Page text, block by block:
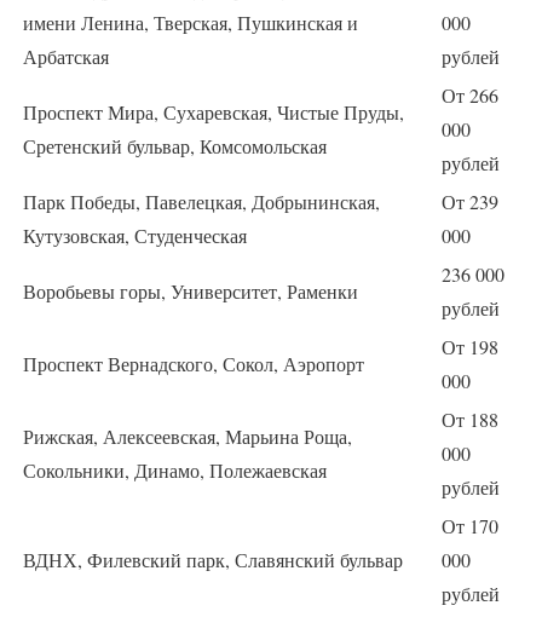
имени Ленина, Тверская, Пушкинская и
Арбатская
000
рублей
Проспект Мира, Сухаревская, Чистые Пруды,
Сретенский бульвар, Комсомольская
От 266
000
рублей
Парк Победы, Павелецкая, Добрынинская,
Кутузовская, Студенческая
От 239
000
Воробьевы горы, Университет, Раменки
236 000
рублей
Проспект Вернадского, Сокол, Аэропорт
От 198
000
Рижская, Алексеевская, Марьина Роща,
Сокольники, Динамо, Полежаевская
От 188
000
рублей
ВДНХ, Филевский парк, Славянский бульвар
От 170
000
рублей